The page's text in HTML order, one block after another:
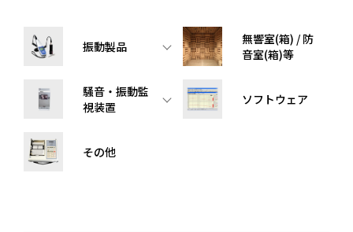
振動製品
無響室(箱) / 防
音室(箱)等
騒音・振動監
視装置
ソフトウェア
その他